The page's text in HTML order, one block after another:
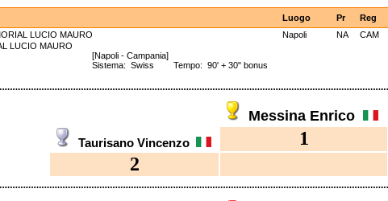
Luogo Pr Reg
LUCIO MAURO Napoli NA CAM
LUCIO MAURO
[Napoli - Campania]
Sistema: Swiss Tempo: 90' + 30" bonus
Messina Enrico
Taurisano Vincenzo 1
2